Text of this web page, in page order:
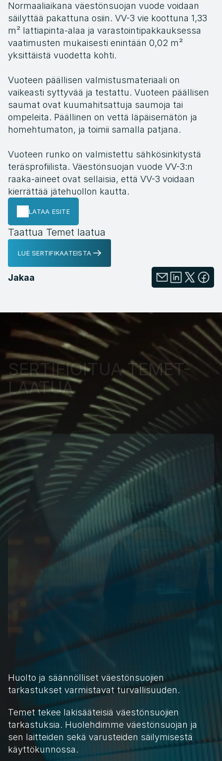
Normaaliaikana väestönsuojan vuode voidaan
säilyttää pakattuna osiin. VV-3 vie koottuna 1,33
m² lattiapinta-alaa ja varastointipakkauksessa
vaatimusten mukaisesti enintään 0,02 m²
yksittäistä vuodetta kohti.
Vuoteen päällisen valmistusmateriaali on
vaikeasti syttyvää ja testattu. Vuoteen päällisen
saumat ovat kuumahitsattuja saumoja tai
ompeleita. Päällinen on vettä läpäisemätön ja
homehtumaton, ja toimii samalla patjana.
Vuoteen runko on valmistettu sähkösinkitystä
teräsprofiilista. Väestönsuojan vuode VV-3:n
raaka-aineet ovat sellaisia, että VV-3 voidaan
kierrättää jätehuollon kautta.
LATAA ESITE
Taattua Temet laatua
LUE SERTIFIKAATEISTA
Jakaa
SERTIFIOITUA TEMET-
LAATUA
Huolto ja säännölliset väestönsuojien
tarkastukset varmistavat turvallisuuden.
Temet tekee lakisääteisiä väestönsuojien
tarkastuksia. Huolehdimme väestönsuojan ja
sen laitteiden sekä varusteiden säilymisestä
käyttökunnossa.